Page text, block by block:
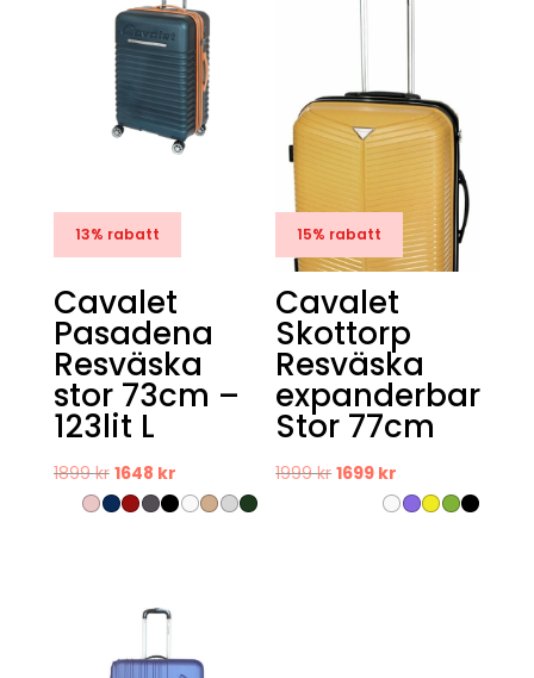
13% rabatt
Cavalet
Pasadena
Resväska
stor 73cm –
123lit L
1899kr Det
ursprungliga
1648 krDet
nuvarande
15% rabatt
Cavalet
Skottorp
Resväska
expanderbar
Stor 77cm
1999kr Det
ursprungliga
1699 kr
nuvarande